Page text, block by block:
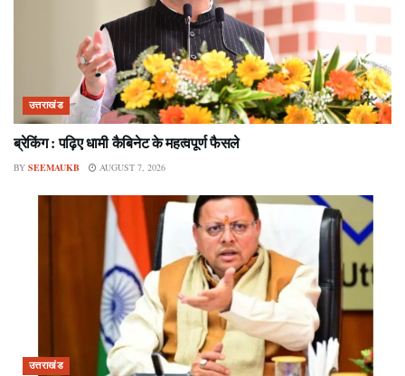
उत्तराखंड
ब्रेकिंग : पढ़िए धामी कैबिनेट के महत्वपूर्ण फैसले
BY SEEMAUKB AUGUST 7, 2026
उत्तराखंड